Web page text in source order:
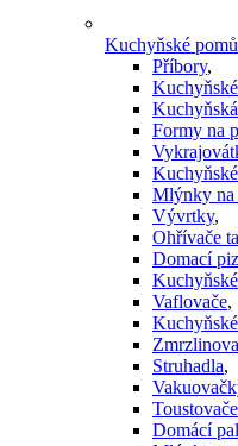
Kuchyňské
Příbory,
Formy na
Mlýnky na
Vývrtky,
Ohřívače
Domací
Vaflovače,
Struhadla,
Toustovače
Domácí